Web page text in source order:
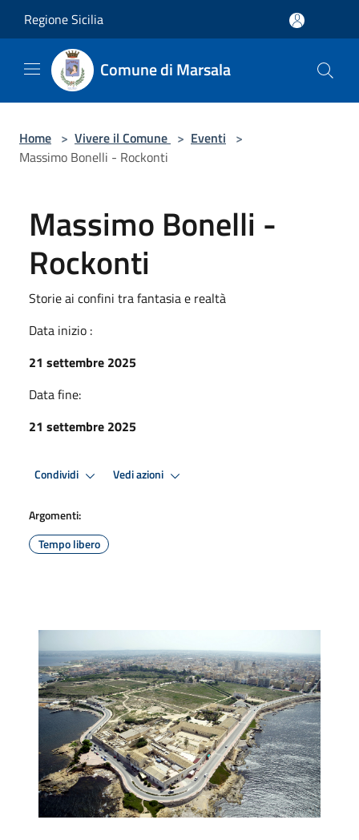
Regione Sicilia
Comune di Marsala
Home > Vivere il Comune > Eventi >
Massimo Bonelli - Rockonti
Massimo Bonelli -
Rockonti
Storie ai confini tra fantasia e realtà
Data inizio :
21 settembre 2025
Data fine:
21 settembre 2025
Condividi Vedi azioni
Argomenti:
Tempo libero